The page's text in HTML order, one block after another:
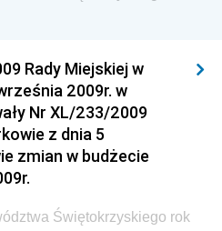
Przedsiębiorczości i
Inwestycji i Rozwoju
Dyrektora Archiwów
Finansów, Inwestycji i
Rady Miejskiej w
2009r. w
Nr XL/233/2009
z dnia 5
zmian w budżecie
Świętokrzyskiego rok